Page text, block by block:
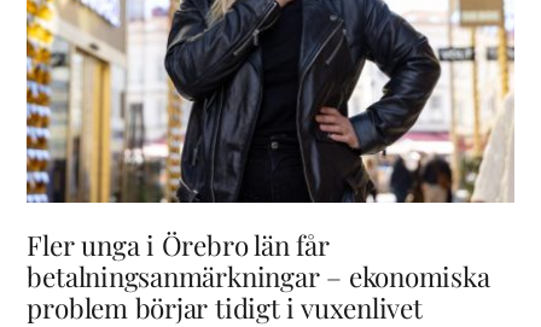
Fler unga i Örebro län får
betalningsanmärkningar – ekonomiska
problem börjar tidigt i vuxenlivet